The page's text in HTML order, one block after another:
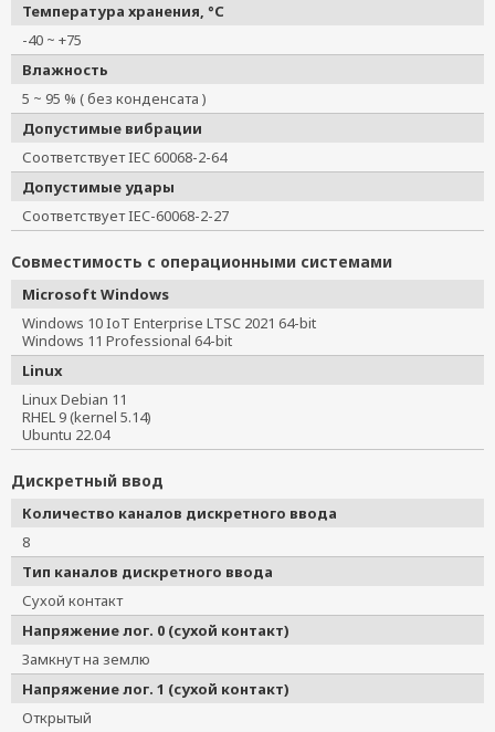
Температура хранения, °C
-40 ~ +75
Влажность
5 ~ 95 % ( без конденсата )
Допустимые вибрации
Соответствует IEC 60068-2-64
Допустимые удары
Соответствует IEC-60068-2-27
Совместимость с операционными системами
Microsoft Windows
Windows 10 IoT Enterprise LTSC 2021 64-bit
Windows 11 Professional 64-bit
Linux
Linux Debian 11
RHEL 9 (kernel 5.14)
Ubuntu 22.04
Дискретный ввод
Количество каналов дискретного ввода
8
Тип каналов дискретного ввода
Сухой контакт
Напряжение лог. 0 (сухой контакт)
Замкнут на землю
Напряжение лог. 1 (сухой контакт)
Открытый